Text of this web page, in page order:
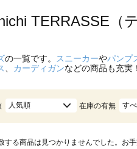
TERRASSE（
の一覧です。 スニーカーやパンプ
カーディガンなどの商品も充実！
人気順 在庫の有無 す
する商品は見つかりませんでした。お